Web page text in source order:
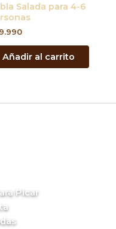
Salada para 4-6
Añadir al carrito
Picar